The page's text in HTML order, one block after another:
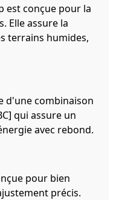
est conçue pour la
Elle assure la
terrains humides,
d'une combinaison
qui assure un
avec rebond.
pour bien
précis.